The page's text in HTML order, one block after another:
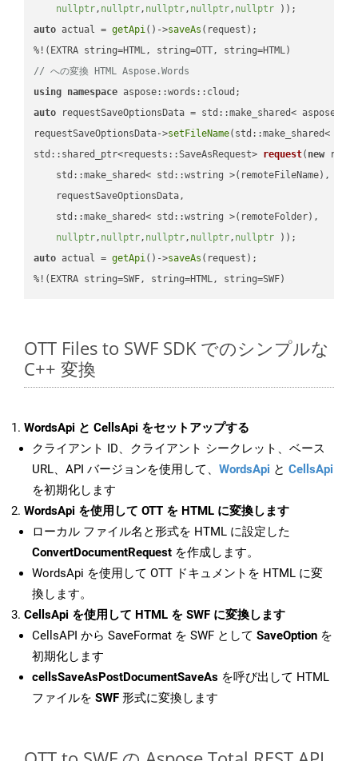
nullptr, nullptr, nullptr, nullptr, nullptr ))
auto actual = getApi()->saveAs (request);
// への変換 HTML Aspose.Words
using namespace
auto requestSaveOptionsData = std::make_shared<
requestSaveOptionsData->setFileName(std::make_shared<
std::shared_ptr<requests::SaveAsRequest> request( new
    std::make_shared< std::wstring >(remoteFileName),
    requestSaveOptionsData,
    std::make_shared< std::wstring >(remoteFolder),
nullptr, nullptr, nullptr, nullptr, nullptr ))
auto actual = getApi()->saveAs (request);
%!(EXTRA string=SWF, string=HTML, string=SWF)
OTT Files to SWF SDK でのシンプルな
C++ 変換
WordsApi と CellsApi をセットアップする
クライアント ID、クライアント シークレット、ベース
URL、API バージョンを使用して、 WordsApi と CellsApi
を初期化します
WordsApi を使用して OTT を HTML に変換します
ローカル ファイル名と形式を HTML に設定した
ConvertDocumentRequest を作成します。
WordsApi を使用して OTT ドキュメントを HTML に変
換します。
CellsApi を使用して HTML を SWF に変換します
CellsAPI から SaveFormat を SWF として SaveOption を
初期化します
cellsSaveAsPostDocumentSaveAs を呼び出して HTML
ファイルを SWF 形式に変換します